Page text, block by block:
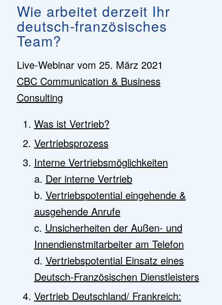
Wie arbeitet derzeit Ihr
deutsch-französisches
Team?
Live-Webinar vom 25. März 2021
CBC Communication & Business
Consulting
Was ist Vertrieb?
Vertriebsprozess
Interne Vertriebsmöglichkeiten
a. Der interne Vertrieb
b. Vertriebspotential eingehende &
ausgehende Anrufe
c. Unsicherheiten der Außen- und
Innendienstmitarbeiter am Telefon
d. Vertriebspotential Einsatz eines
Deutsch-Französischen Dienstleisters
Vertrieb Deutschland/ Frankreich: